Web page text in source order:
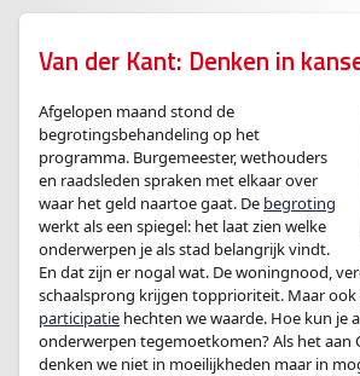
Van der Kant: Denken in
Afgelopen maand stond de
begrotingsbehandeling op het
programma. Burgemeester, wethouders
en raadsleden spraken met elkaar over
waar het geld naartoe gaat. De begroting
werkt als een spiegel: het laat zien welke
onderwerpen je als stad belangrijk vindt.
En dat zijn er nogal wat. De woningnood,
schaalsprong krijgen topprioriteit. Maar ook
participatie hechten we waarde. Hoe kun je
onderwerpen tegemoetkomen? Als het aan
denken we niet in moeilijkheden maar in